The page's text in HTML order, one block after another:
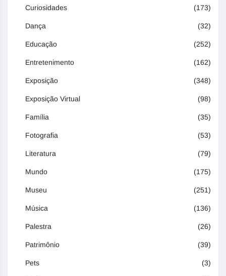
Curiosidades (173)
Dança (32)
Educação (252)
Entretenimento (162)
Exposição (348)
Exposição Virtual (98)
Família (35)
Fotografia (53)
Literatura (79)
Mundo (175)
Museu (251)
Música (136)
Palestra (26)
Patrimônio (39)
Pets (3)